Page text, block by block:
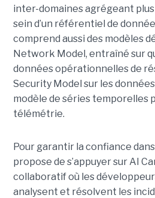
inter-domaines agrégeant
sein d’un référentiel de
comprend aussi des modèles
Network Model, entraîné sur
données opérationnelles de
Security Model sur les
modèle de séries temporelles
télémétrie.
Pour garantir la confiance
propose de s’appuyer sur AI
collaboratif où les
analysent et résolvent les